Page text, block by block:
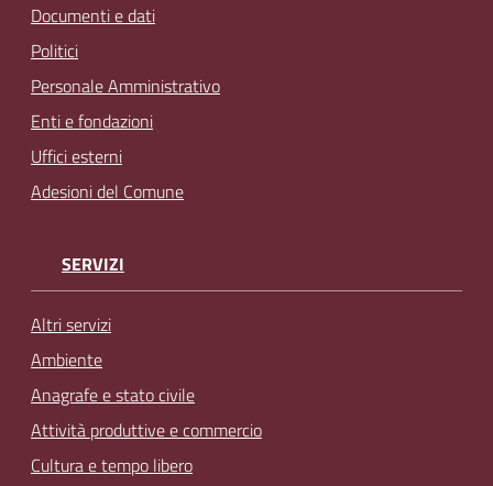
Documenti e dati
Politici
Personale Amministrativo
Enti e fondazioni
Uffici esterni
Adesioni del Comune
SERVIZI
Altri servizi
Ambiente
Anagrafe e stato civile
Attività produttive e commercio
Cultura e tempo libero